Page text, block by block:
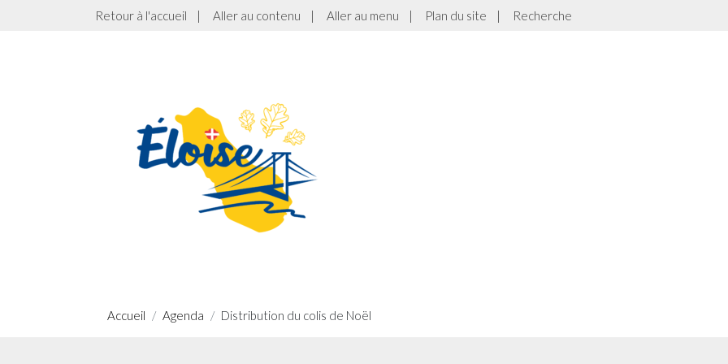
Retour à l'accueil | Aller au contenu | Aller au menu | Plan du site | Recherche
Accueil Agenda Distribution du colis de Noël